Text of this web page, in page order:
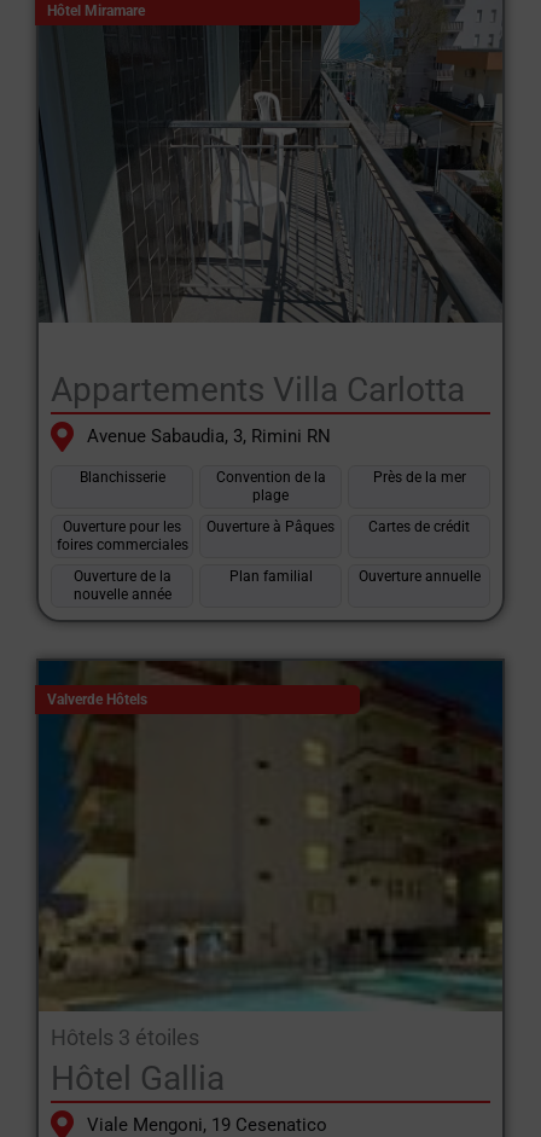
Hôtel Miramare
Appartements Villa Carlotta
Avenue Sabaudia, 3, Rimini RN
Blanchisserie
Convention de la
plage
Près de la mer
Ouverture pour les
foires commerciales
Ouverture à Pâques Cartes de crédit
Ouverture de la
nouvelle année
Plan familial Ouverture annuelle
Valverde Hôtels
Hôtels 3 étoiles
Hôtel Gallia
Viale Mengoni, 19 Cesenatico